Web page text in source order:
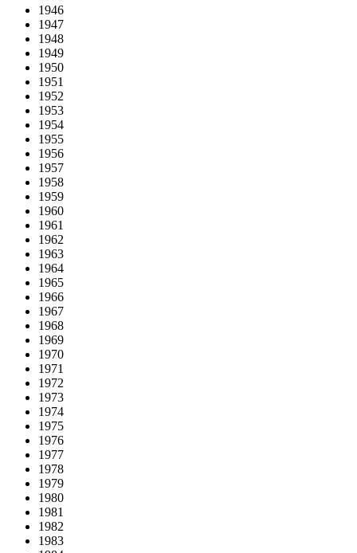
1946
1947
1948
1949
1950
1951
1952
1953
1954
1955
1956
1957
1958
1959
1960
1961
1962
1963
1964
1965
1966
1967
1968
1969
1970
1971
1972
1973
1974
1975
1976
1977
1978
1979
1980
1981
1982
1983